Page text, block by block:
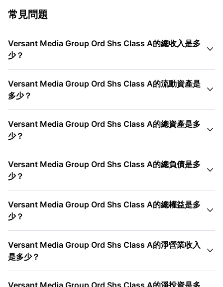
常見問題
Versant Media Group Ord Shs Class A的總收入是多
少？

Versant Media Group Ord Shs Class A的流動資產是
多少？

Versant Media Group Ord Shs Class A的總資產是多
少？

Versant Media Group Ord Shs Class A的總負債是多
少？

Versant Media Group Ord Shs Class A的總權益是多
少？

Versant Media Group Ord Shs Class A的淨營業收入
是多少？

Versant Media Group Ord Shs Class A的淨投資是多